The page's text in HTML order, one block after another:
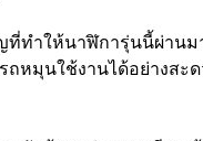
ทำให้นาฬิการุ่นนี้ผ่าน
หมุนใช้งานได้อย่างสะ